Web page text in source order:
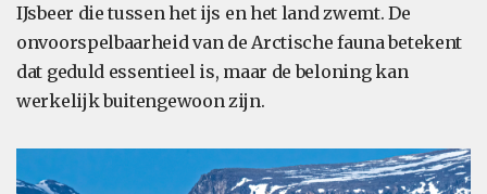
IJsbeer die tussen het ijs en het land zwemt. De
onvoorspelbaarheid van de Arctische fauna betekent
dat geduld essentieel is, maar de beloning kan
werkelijk buitengewoon zijn.